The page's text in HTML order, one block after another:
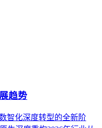
趋势
智化深度转型的全新阶